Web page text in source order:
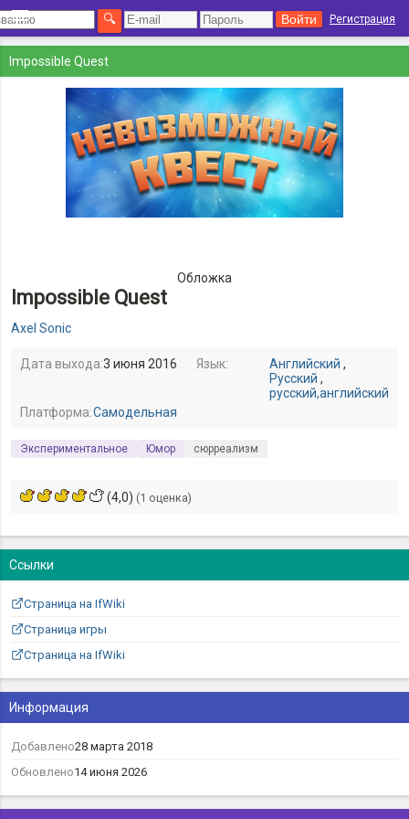
Регистрация
Impossible Quest
Обложка
Impossible Quest
Axel Sonic
Дата выхода:3 июня 2016 Язык: Английский ,
Русский ,
русский,английский
Платформа:Самодельная
Экспериментальное Юмор сюрреализм
(4,0) (1 оценка)
Ссылки
Страница на IfWiki
Страница игры
Страница на IfWiki
Информация
Добавлено28 марта 2018
Обновлено14 июня 2026